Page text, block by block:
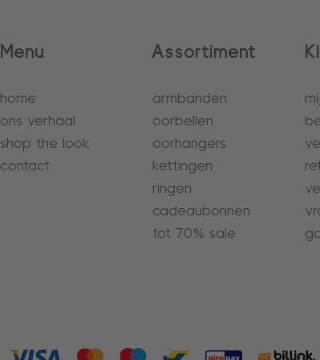
Menu
home
ons verhaal
shop the look
contact
Assortiment
armbanden
oorbellen
oorhangers
kettingen
ringen
cadeaubonnen
tot 70% sale